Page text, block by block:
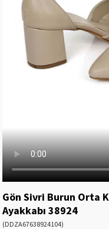
Gön Sivri Burun Orta
Ayakkabı 38924
(DDZA67638924104)